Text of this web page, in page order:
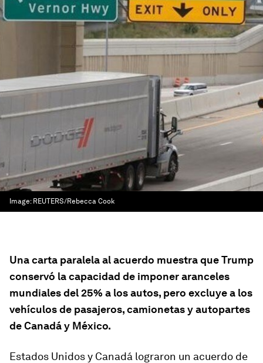
Image: REUTERS/Rebecca Cook
Una carta paralela al acuerdo muestra que Trump
conservó la capacidad de imponer aranceles
mundiales del 25% a los autos, pero excluye a los
vehículos de pasajeros, camionetas y autopartes
de Canadá y México.
Estados Unidos y Canadá lograron un acuerdo de